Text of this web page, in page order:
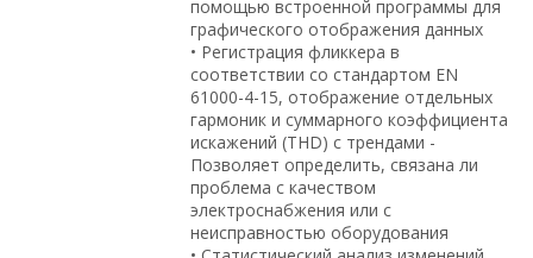
помощью встроенной программы для
графического отображения данных
• Регистрация фликкера в
соответствии со стандартом EN
61000-4-15, отображение отдельных
гармоник и суммарного коэффициента
искажений (THD) с трендами -
Позволяет определить, связана ли
проблема с качеством
электроснабжения или с
неисправностью оборудования